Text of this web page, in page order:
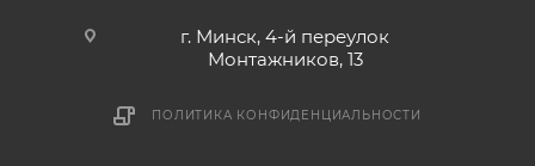
г. Минск, 4-й переулок
Монтажников, 13
ПОЛИТИКА КОНФИДЕНЦИАЛЬНОСТИ